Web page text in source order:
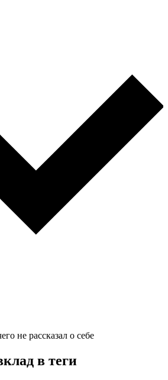
не рассказал о себе
в теги